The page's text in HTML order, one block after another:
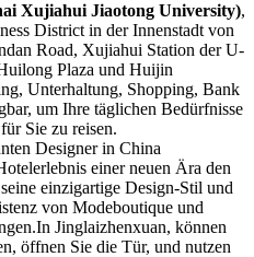
Xujiahui Jiaotong University),
District in der Innenstadt von
Road, Xujiahui Station der U-
Plaza und Huijin
Unterhaltung, Shopping, Bank
um Ihre täglichen Bedürfnisse
Sie zu reisen.
Designer in China
einer neuen Ära den
einzigartige Design-Stil und
von Modeboutique und
Jinglaizhenxuan, können
öffnen Sie die Tür, und nutzen